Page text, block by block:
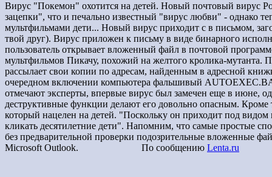
Вирус "Покемон" охотится на детей. Новый почтовый вирус
зацепки", что и печально известный "вирус любви" - однако
мультфильмами дети... Новый вирус приходит с в письмом,
твой друг). Вирус приложен к письму в виде бинарного
пользователь открывает вложенный файл в почтовой
мультфильмов Пикачу, похожий на желтого кролика-мутанта.
рассылает свои копии по адресам, найденным в адресной
очередном включении компьютера фальшивый
отмечают эксперты, впервые вирус был замечен еще в июне,
деструктивные функции делают его довольно опасным.
который нацелен на детей. "Поскольку он приходит под
кликать десятилетние дети". Напомним, что самые простые
без предварительной проверки подозрительные вложенные
Microsoft Outlook. По сообщению Lenta.ru